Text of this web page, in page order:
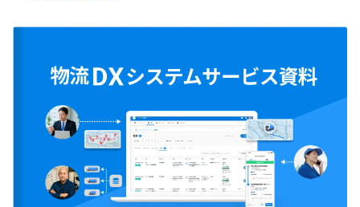
企業への影響について、今後の対応策
でしょう。本記事では、附
説します。